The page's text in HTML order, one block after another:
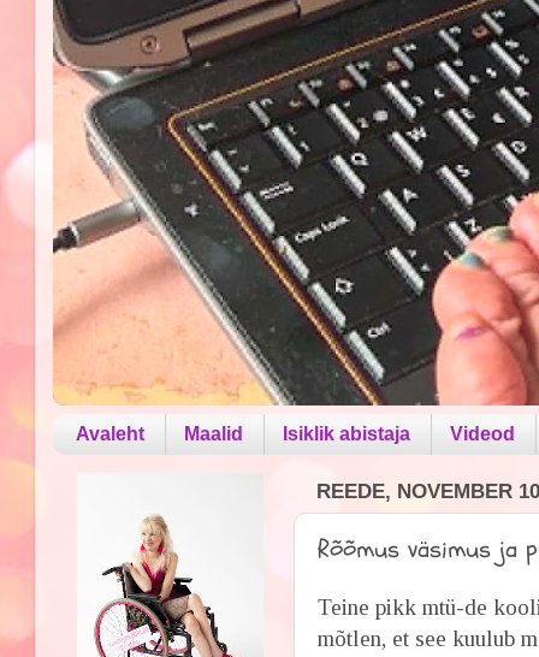
Avaleht Maalid Isiklik abistaja Videod
REEDE, NOVEMBER
Rõõmus väsimus ja
Teine pikk mtü-de
mõtlen, et see kuulub